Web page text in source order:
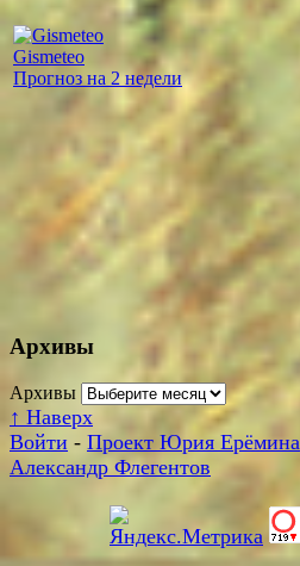
Gismeteo
Прогноз на 2 недели
Архивы
Архивы
↑ Наверх
Войти - Проект Юрия Ерёмина
Александр Флегентов